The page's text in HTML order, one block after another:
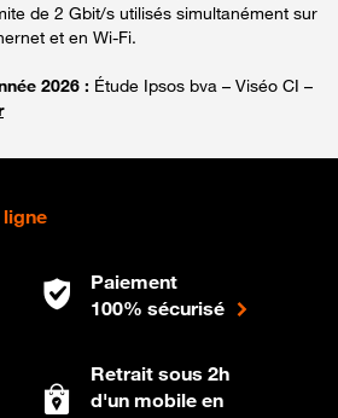
de 2 Gbit/s utilisés simultanément sur
et en Wi-Fi.
2026 : Étude Ipsos bva – Viséo CI –
Paiement
100% sécurisé
Retrait sous 2h
d'un mobile en